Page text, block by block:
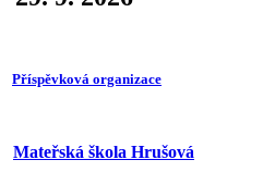
Příspěvková organizace
Mateřská škola Hrušová